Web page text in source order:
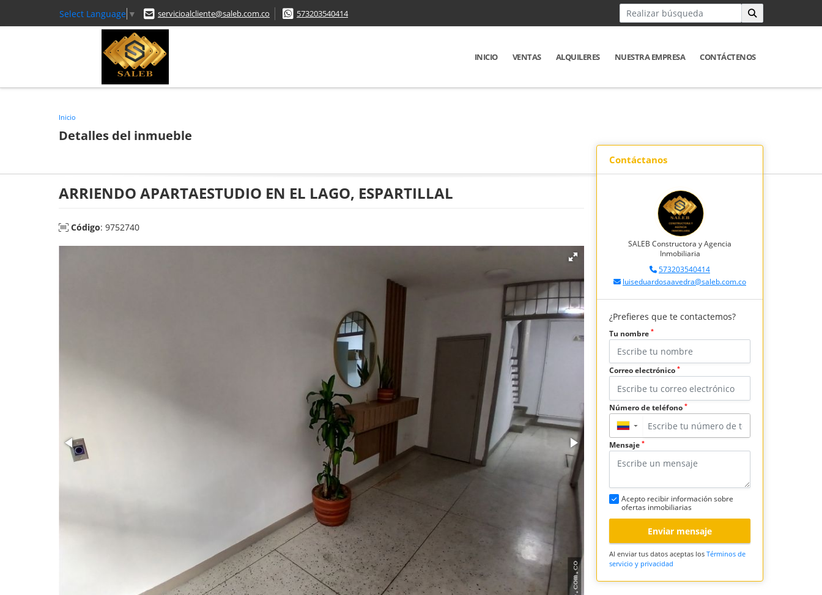
Select Language ▼ servicioalcliente@saleb.com.co 573203540414
INICIO VENTAS ALQUILERES NUESTRA EMPRESA CONTÁCTENOS
Inicio
Detalles del inmueble
ARRIENDO APARTAESTUDIO EN EL LAGO, ESPARTILLAL
Código: 9752740
Contáctanos
SALEB Constructora y Agencia
Inmobiliaria
573203540414
luiseduardosaavedra@saleb.com.co
¿Prefieres que te contactemos?
Tu nombre *
Correo electrónico *
Número de teléfono *
▼
Mensaje *
Acepto recibir información sobre
ofertas inmobiliarias
Enviar mensaje
Al enviar tus datos aceptas los Términos de
servicio y privacidad